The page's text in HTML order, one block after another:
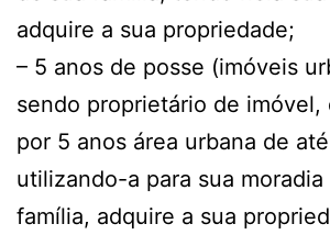
adquire a sua propriedade;
– 5 anos de posse (imóveis
sendo proprietário de imóvel,
por 5 anos área urbana de
utilizando-a para sua moradia
família, adquire a sua